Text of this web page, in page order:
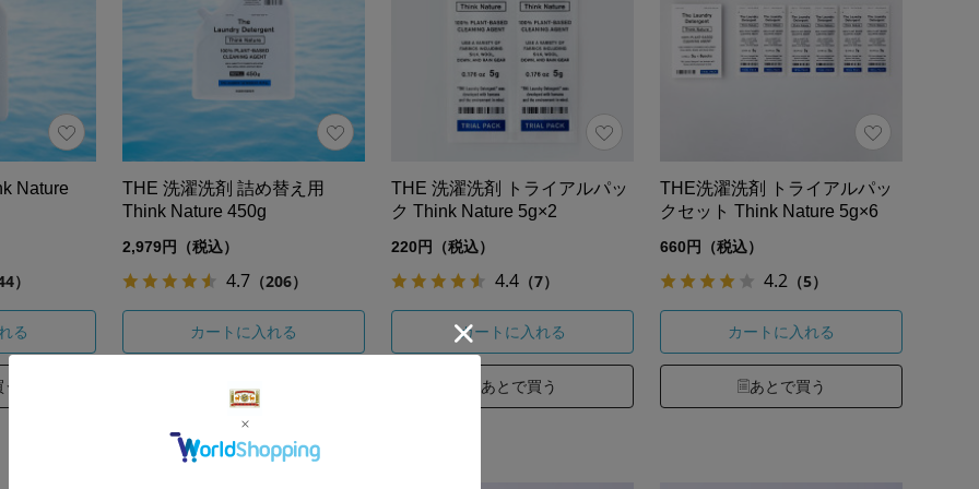
Nature
）
る
THE 洗濯洗剤 詰め替え用
Think Nature 450g
2,979円（税込）
4.7 （206）
カートに入れる
あとで買う
THE 洗濯洗剤 トライアルパッ
ク Think Nature 5g×2
220円（税込）
4.4 （7）
カートに入れる
あとで買う
THE洗濯洗剤 トライアルパッ
クセット Think Nature 5g×6
660円（税込）
4.2 （5）
カートに入れる
あとで買う